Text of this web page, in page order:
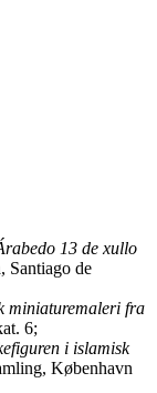
13 de xullo
Santiago de
miniaturemaleri fra
6;
i islamisk
København